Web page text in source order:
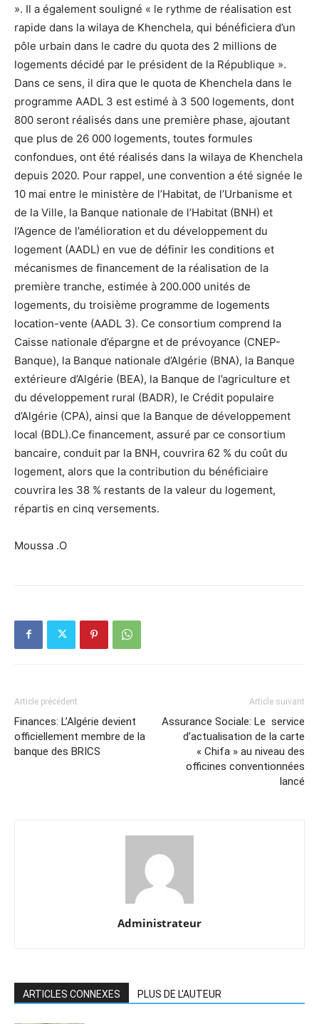
». Il a également souligné « le rythme de réalisation est
rapide dans la wilaya de Khenchela, qui bénéficiera d’un
pôle urbain dans le cadre du quota des 2 millions de
logements décidé par le président de la République ».
Dans ce sens, il dira que le quota de Khenchela dans le
programme AADL 3 est estimé à 3 500 logements, dont
800 seront réalisés dans une première phase, ajoutant
que plus de 26 000 logements, toutes formules
confondues, ont été réalisés dans la wilaya de Khenchela
depuis 2020. Pour rappel, une convention a été signée le
10 mai entre le ministère de l’Habitat, de l’Urbanisme et
de la Ville, la Banque nationale de l’Habitat (BNH) et
l’Agence de l’amélioration et du développement du
logement (AADL) en vue de définir les conditions et
mécanismes de financement de la réalisation de la
première tranche, estimée à 200.000 unités de
logements, du troisième programme de logements
location-vente (AADL 3). Ce consortium comprend la
Caisse nationale d’épargne et de prévoyance (CNEP-
Banque), la Banque nationale d’Algérie (BNA), la Banque
extérieure d’Algérie (BEA), la Banque de l’agriculture et
du développement rural (BADR), le Crédit populaire
d’Algérie (CPA), ainsi que la Banque de développement
local (BDL).Ce financement, assuré par ce consortium
bancaire, conduit par la BNH, couvrira 62 % du coût du
logement, alors que la contribution du bénéficiaire
couvrira les 38 % restants de la valeur du logement,
répartis en cinq versements.
Moussa .O
Article précédent
Finances: L’Algérie devient
officiellement membre de la
banque des BRICS
Article suivant
Assurance Sociale: Le service
d’actualisation de la carte
« Chifa » au niveau des
officines conventionnées
lancé
Administrateur
ARTICLES CONNEXES PLUS DE L'AUTEUR